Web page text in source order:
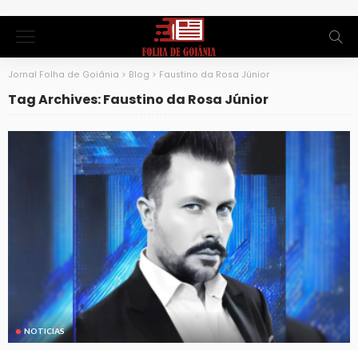
Jornal Folha de Goiânia > Blog > Faustino da Rosa Júnior
Tag Archives: Faustino da Rosa Júnior
NOTICIAS